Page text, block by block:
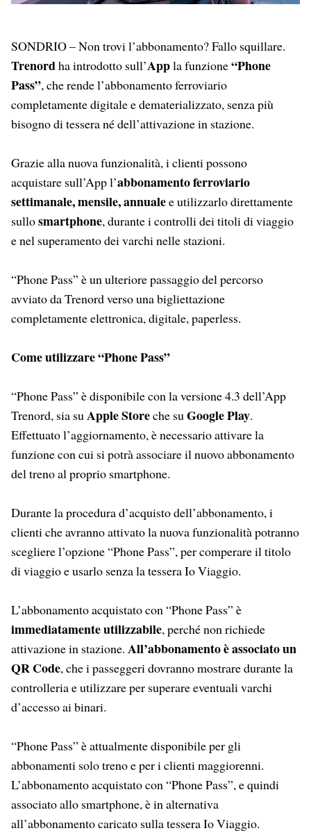
SONDRIO – Non trovi l’abbonamento? Fallo squillare.
Trenordha introdotto sull’Appla funzione“Phone
Pass”, che rende l’abbonamento ferroviario
completamente digitale e dematerializzato, senza più
bisogno di tessera né dell’attivazione in stazione.
Grazie alla nuova funzionalità, i clienti possono
acquistare sull’App l’abbonamento ferroviario
settimanale, mensile, annualee utilizzarlo direttamente
sullosmartphone, durante i controlli dei titoli di viaggio
e nel superamento dei varchi nelle stazioni.
“Phone Pass” è un ulteriore passaggio del percorso
avviato da Trenord verso una bigliettazione
completamente elettronica, digitale, paperless.
Come utilizzare “Phone Pass”
“Phone Pass” è disponibile con la versione 4.3 dell’App
Trenord, sia suApple Storeche suGoogle Play.
Effettuato l’aggiornamento, è necessario attivare la
funzione con cui si potrà associare il nuovo abbonamento
del treno al proprio smartphone.
Durante la procedura d’acquisto dell’abbonamento, i
clienti che avranno attivato la nuova funzionalità potranno
scegliere l’opzione “Phone Pass”, per comperare il titolo
di viaggio e usarlo senza la tessera Io Viaggio.
L’abbonamento acquistato con “Phone Pass” è
immediatamente utilizzabile, perché non richiede
attivazione in stazione. All’abbonamento è associato un
QR Code, che i passeggeri dovranno mostrare durante la
controlleria e utilizzare per superare eventuali varchi
d’accesso ai binari.
“Phone Pass” è attualmente disponibile per gli
abbonamenti solo treno e per i clienti maggiorenni.
L’abbonamento acquistato con “Phone Pass”, e quindi
associato allo smartphone, è in alternativa
all’abbonamento caricato sulla tessera Io Viaggio.